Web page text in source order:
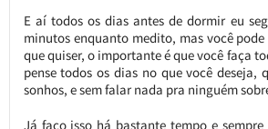
E aí todos os dias antes de dormir eu
minutos enquanto medito, mas você
que quiser, o importante é que você faça
pense todos os dias no que você deseja,
sonhos, e sem falar nada pra ninguém
Já faço isso há bastante tempo e